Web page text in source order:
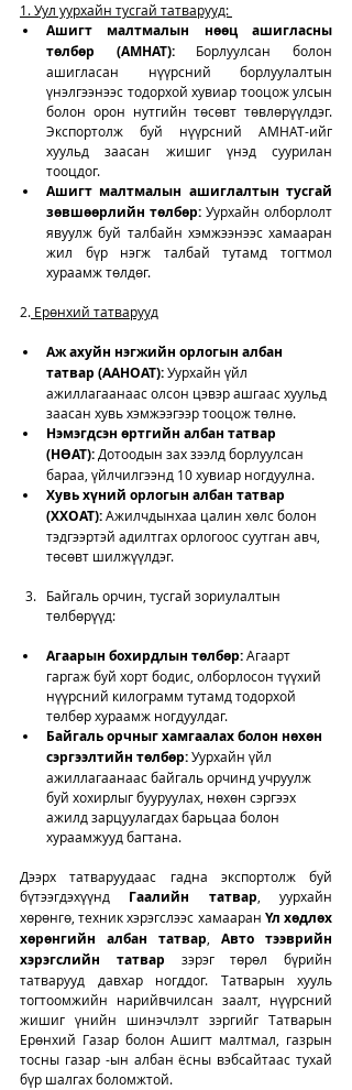
1. Уул уурхайн тусгай татварууд:
Ашигт малтмалын нөөц ашигласны
төлбөр (АМНАТ): Борлуулсан болон
ашигласан нүүрсний борлуулалтын
үнэлгээнээс тодорхой хувиар тооцож улсын
болон орон нутгийн төсөвт төвлөрүүлдэг.
Экспортолж буй нүүрсний АМНАТ-ийг
хуульд заасан жишиг үнэд суурилан
тооцдог.
Ашигт малтмалын ашиглалтын тусгай
зөвшөөрлийн төлбөр: Уурхайн олборлолт
явуулж буй талбайн хэмжээнээс хамааран
жил бүр нэгж талбай тутамд тогтмол
хураамж төлдөг.
2. Ерөнхий татварууд
Аж ахуйн нэгжийн орлогын албан
татвар (ААНОАТ): Уурхайн үйл
ажиллагаанаас олсон цэвэр ашгаас хуульд
заасан хувь хэмжээгээр тооцож төлнө.
Нэмэгдсэн өртгийн албан татвар
(НӨАТ): Дотоодын зах зээлд борлуулсан
бараа, үйлчилгээнд 10 хувиар ногдуулна.
Хувь хүний орлогын албан татвар
(ХХОАТ): Ажилчдынхаа цалин хөлс болон
тэдгээртэй адилтгах орлогоос суутган авч,
төсөвт шилжүүлдэг.
Байгаль орчин, тусгай зориулалтын
төлбөрүүд:
Агаарын бохирдлын төлбөр: Агаарт
гаргаж буй хорт бодис, олборлосон түүхий
нүүрсний килограмм тутамд тодорхой
төлбөр хураамж ногдуулдаг.
Байгаль орчныг хамгаалах болон нөхөн
сэргээлтийн төлбөр: Уурхайн үйл
ажиллагаанаас байгаль орчинд учруулж
буй хохирлыг бууруулах, нөхөн сэргээх
ажилд зарцуулагдах барьцаа болон
хураамжууд багтана.
Дээрх татваруудаас гадна экспортолж буй
бүтээгдэхүүнд Гаалийн татвар , уурхайн
хөрөнгө, техник хэрэгслээс хамааран Үл хөдлөх
хөрөнгийн албан татвар
Авто тээврийн
хэрэгслийн татвар зэрэг төрөл бүрийн
татварууд давхар ногддог. Татварын хууль
тогтоомжийн нарийвчилсан заалт, нүүрсний
жишиг үнийн шинэчлэлт зэргийг Татварын
Ерөнхий Газар болон Ашигт малтмал, газрын
тосны газар -ын албан ёсны вэбсайтаас тухай
бүр шалгах боломжтой.